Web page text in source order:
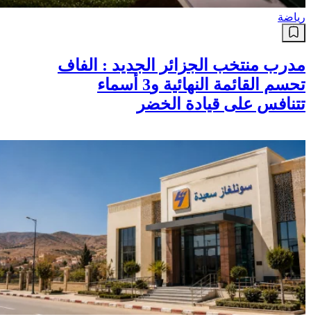
رياضة
مدرب منتخب الجزائر الجديد : الفاف
تحسم القائمة النهائية و3 أسماء
تتنافس على قيادة الخضر